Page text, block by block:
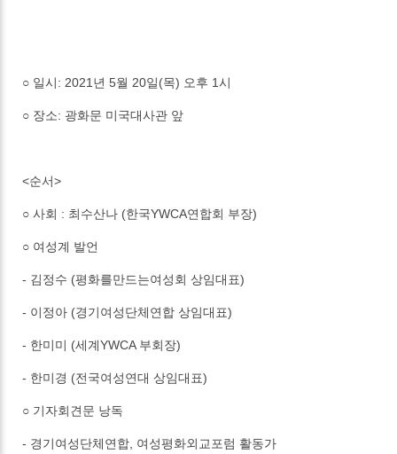
○ 일시: 2021년 5월 20일(목) 오후 1시
○ 장소: 광화문 미국대사관 앞
<순서>
○ 사회 : 최수산나 (한국YWCA연합회 부장)
○ 여성계 발언
- 김정수 (평화를만드는여성회 상임대표)
- 이정아 (경기여성단체연합 상임대표)
- 한미미 (세계YWCA 부회장)
- 한미경 (전국여성연대 상임대표)
○ 기자회견문 낭독
- 경기여성단체연합, 여성평화외교포럼 활동가